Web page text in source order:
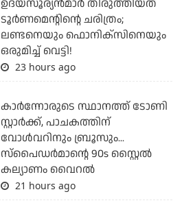
ഉദയസൂര്യന്‍മാര്‍ തിരുത്തിയത്
ടൂര്‍ണമെന്റിന്റെ ചരിത്രം;
ലണ്ടനെയും ഫൊനിക്‌സിനെയും
ഒരുമിച്ച് വെട്ടി!
23 hours ago
കാര്‍ന്നോരുടെ സ്ഥാനത്ത് ടോണി
സ്റ്റാര്‍ക്ക്, പാചകത്തിന്
വോള്‍വറിനും ബ്രൂസും...
സ്‌പൈഡര്‍മാന്റെ 90s സ്റ്റൈല്‍
കല്യാണം വൈറല്‍
21 hours ago